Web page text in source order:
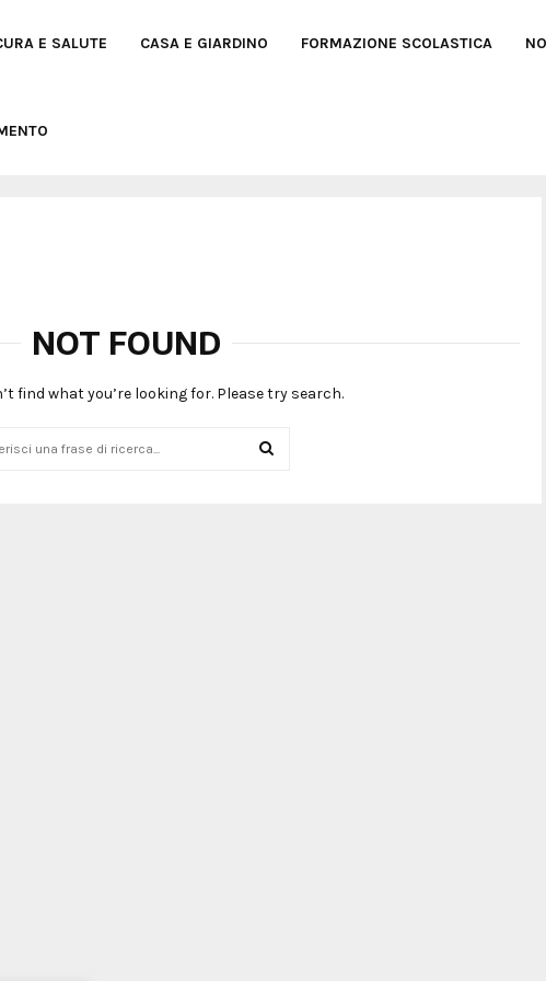
E SALUTE CASA E GIARDINO FORMAZIONE SCOLASTICA
NOT FOUND
find what you’re looking for. Please try search.